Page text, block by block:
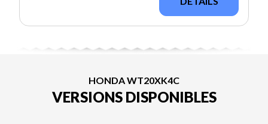
HONDA WT20XK4C
VERSIONS DISPONIBLES